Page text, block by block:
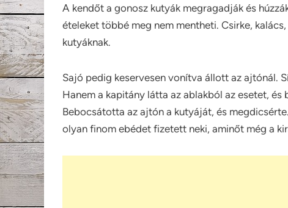
A kendőt a gonosz kutyák megragadják és
ételeket többé meg nem mentheti. Csirke,
kutyáknak.
Sajó pedig keservesen vonítva állott az ajtónál.
Hanem a kapitány látta az ablakból az esetet, és
Bebocsátotta az ajtón a kutyáját, és
olyan finom ebédet fizetett neki, aminőt még a